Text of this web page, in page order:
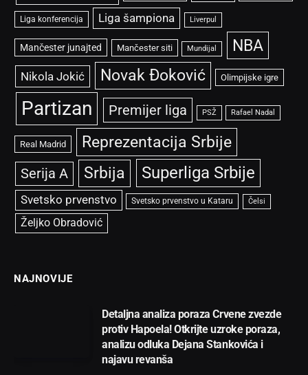
Liga konferencija Liga šampiona Liverpul
Mančester junajted Mančester siti Mundijal NBA
Nikola Jokić Novak Đoković Olimpijske igre
Partizan Premijer liga PSŽ Rafael Nadal
Real Madrid Reprezentacija Srbije
Serija A Srbija Superliga Srbije
Svetsko prvenstvo Svetsko prvenstvo u Kataru Čelsi
Željko Obradović
NAJNOVIJE
Detaljna analiza poraza Crvene zvezde
protiv Hapoela! Otkrijte uzroke poraza,
analizu odluka Dejana Stankovića i
najavu revanša